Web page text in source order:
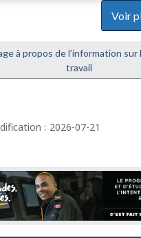
Voir
à propos de l’information sur
travail
: 2026-07-21